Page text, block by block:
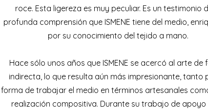
roce. Esta ligereza es muy peculiar. Es un testimonio
profunda comprensión que ISMENE tiene del medio,
por su conocimiento del tejido a mano.
Hace sólo unos años que ISMENE se acercó al arte de
indirecta, lo que resulta aún más impresionante, tanto
forma de trabajar el medio en términos artesanales
realización compositiva. Durante su trabajo de apoyo